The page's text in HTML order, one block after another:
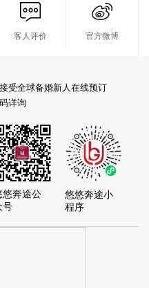

客人评价

官方微博
受全球备婚新人在线预订
详询
悠奔途公
号
悠悠奔途小
程序